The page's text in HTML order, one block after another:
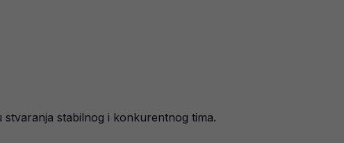
stabilnog i konkurentnog tima.